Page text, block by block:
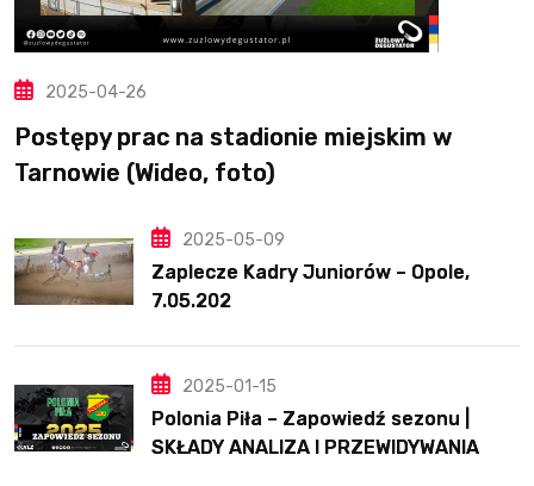
2025-04-26
Postępy prac na stadionie miejskim w
Tarnowie (Wideo, foto)
2025-05-09
Zaplecze Kadry Juniorów – Opole,
7.05.202
2025-01-15
Polonia Piła – Zapowiedź sezonu |
SKŁADY ANALIZA I PRZEWIDYWANIA